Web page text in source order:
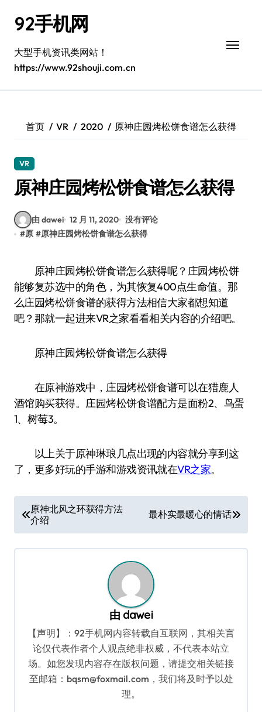
92手机网
大型手机资讯类网站！
https://www.92shouji.com.cn
首页 VR 2020 原神庄园烤松饼食谱怎么获得
VR
原神庄园烤松饼食谱怎么获得
由 dawei 12 月 11, 2020 没有评论
#原 #原神庄园烤松饼食谱怎么获得
原神庄园烤松饼食谱怎么获得呢？庄园烤松饼
能够复苏选中的角色，为其恢复400点生命值。那
么庄园烤松饼食谱的获得方法相信大家都想知道
吧？那就一起进来VR之家看看相关内容的介绍吧。
原神庄园烤松饼食谱怎么获得
在原神游戏中，庄园烤松饼食谱可以在猎鹿人
酒馆购买获得。庄园烤松饼食谱配方是面粉2、鸟蛋
1、树莓3。
以上关于原神琳琅几点出现的内容就分享到这
了，更多好玩的手游和游戏资讯就在VR之家。
章
导
原神北风之环获得方法
介绍
最朴实最暖心的情话
由 dawei
【声明】：92手机网内容转载自互联网，其相关言
论仅代表作者个人观点绝非权威，不代表本站立
场。如您发现内容存在版权问题，请提交相关链接
至邮箱：bqsm@foxmail.com，我们将及时予以处
理。